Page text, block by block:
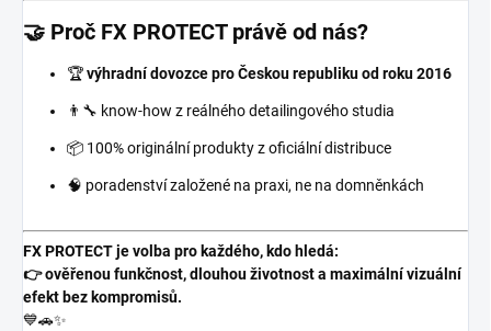
🤝 Proč FX PROTECT právě od nás?
🏆výhradní dovozce pro Českou republiku od roku 2016
👨‍🔧 know-how z reálného detailingového studia
📦 100% originální produkty z oficiální distribuce
🧠 poradenství založené na praxi, ne na domněnkách
FX PROTECT je volba pro každého, kdo hledá:
👉 ověřenou funkčnost, dlouhou životnost a maximální vizuální
efekt bez kompromisů.
💙🚗✨